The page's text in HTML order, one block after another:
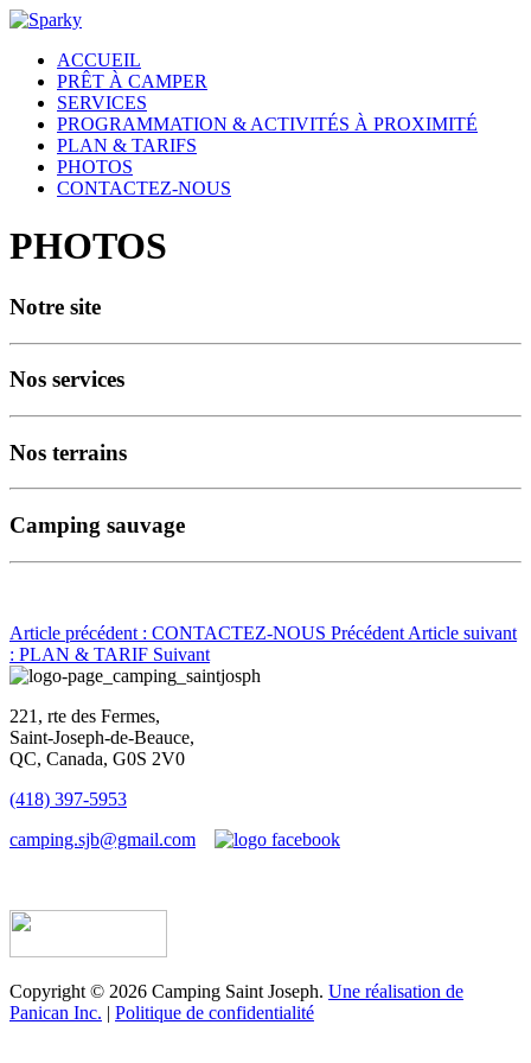
ACCUEIL
PRÊT À CAMPER
SERVICES
PROGRAMMATION & ACTIVITÉS À PROXIMITÉ
PLAN & TARIFS
PHOTOS
CONTACTEZ-NOUS
PHOTOS
Notre site
Nos services
Nos terrains
Camping sauvage
Article précédent : CONTACTEZ-NOUS Précédent Article suivant
: PLAN & TARIF Suivant
221, rte des Fermes,
Saint-Joseph-de-Beauce,
QC, Canada, G0S 2V0
(418) 397-5953
camping.sjb@gmail.com
Copyright © 2026 Camping Saint Joseph. Une réalisation de
Panican Inc. | Politique de confidentialité